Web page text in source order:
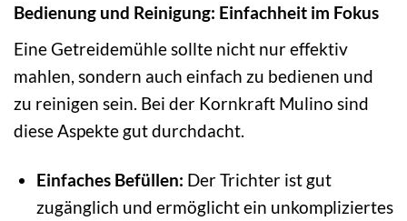
Bedienung und Reinigung: Einfachheit im Fokus
Eine Getreidemühle sollte nicht nur effektiv
mahlen, sondern auch einfach zu bedienen und
zu reinigen sein. Bei der Kornkraft Mulino sind
diese Aspekte gut durchdacht.
Einfaches Befüllen: Der Trichter ist gut
zugänglich und ermöglicht ein unkompliziertes